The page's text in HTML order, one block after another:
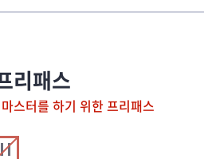
리패스
스터를 하기 위한 프리패스